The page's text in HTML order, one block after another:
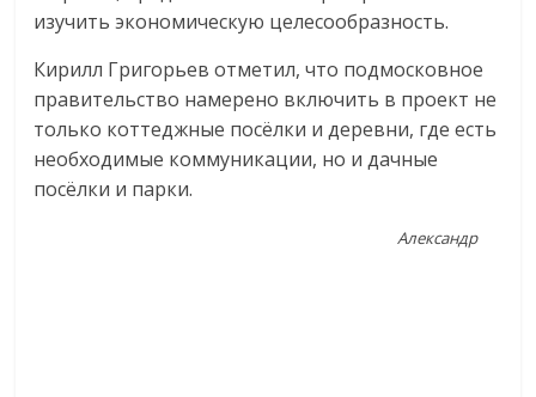
изучить экономическую целесообразность.
Кирилл Григорьев отметил, что подмосковное
правительство намерено включить в проект не
только коттеджные посёлки и деревни, где есть
необходимые коммуникации, но и дачные
посёлки и парки.
Александр